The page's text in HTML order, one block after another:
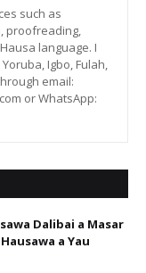
such as
proofreading,
language. I
Igbo, Fulah,
email:
or WhatsApp:
Dalibai a Masar
a Yau